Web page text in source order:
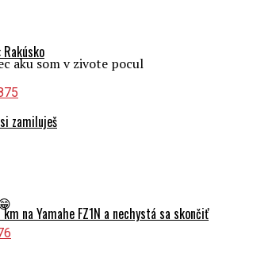
zamiluješ
na Yamahe FZ1N a nechystá sa skončiť
aku som v zivote pocul